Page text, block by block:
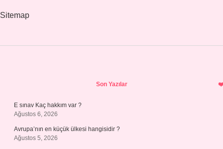
Sitemap
Son Yazılar
E sınav Kaç hakkım var ?
Ağustos 6, 2026
Avrupa’nın en küçük ülkesi hangisidir ?
Ağustos 5, 2026